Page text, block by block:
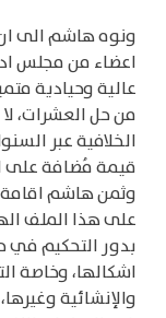
ونوه هاشم الى
اعضاء من مجلس
عالية وحيادية
من حل العشرات، لا
الخلافية عبر
قيمة مُضافة على
وثمن هاشم اقامة
على هذا الملف
بدور التحكيم في
اشكالها، وخاصة
والإنشائية